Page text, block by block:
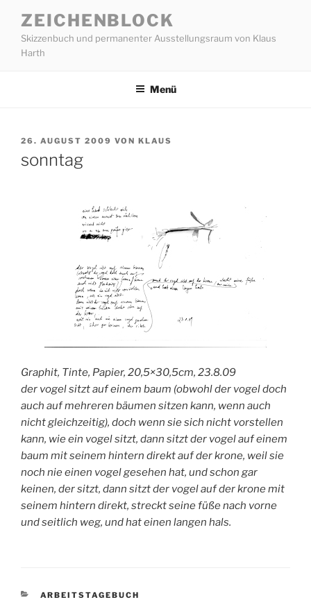
Inhalt
springen
ZEICHENBLOCK
Skizzenbuch und permanenter Ausstellungsraum von Klaus
Harth
Menü
VERÖFFENTLICHT
26. AUGUST 2009 VON KLAUS
sonntag
Graphit, Tinte, Papier, 20,5×30,5cm, 23.8.09
der vogel sitzt auf einem baum (obwohl der vogel doch
auch auf mehreren bäumen sitzen kann, wenn auch
nicht gleichzeitig), doch wenn sie sich nicht vorstellen
kann, wie ein vogel sitzt, dann sitzt der vogel auf einem
baum mit seinem hintern direkt auf der krone, weil sie
noch nie einen vogel gesehen hat, und schon gar
keinen, der sitzt, dann sitzt der vogel auf der krone mit
seinem hintern direkt, streckt seine füße nach vorne
und seitlich weg, und hat einen langen hals.
KATEGORIEN
ARBEITSTAGEBUCH